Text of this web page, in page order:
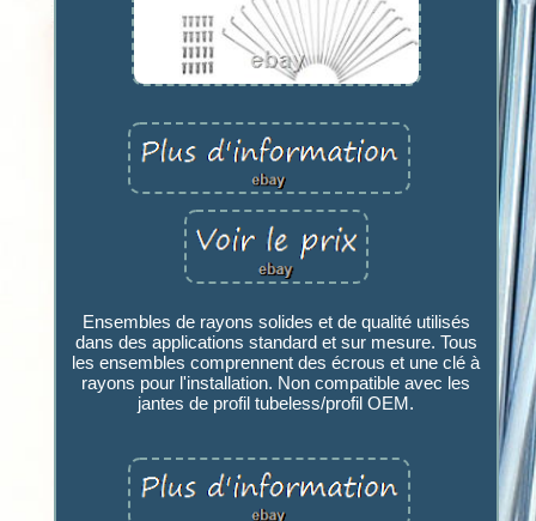
Ensembles de rayons solides et de qualité utilisés
dans des applications standard et sur mesure. Tous
les ensembles comprennent des écrous et une clé à
rayons pour l'installation. Non compatible avec les
jantes de profil tubeless/profil OEM.